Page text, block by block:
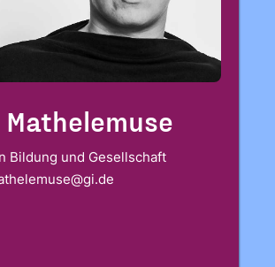
Mathelemuse
Bildung und Gesellschaft